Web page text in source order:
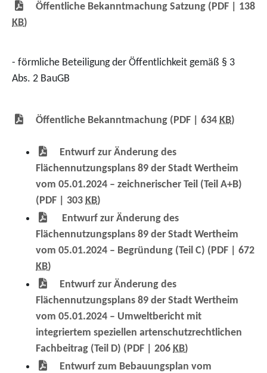
Öffentliche Bekanntmachung Satzung (PDF | 138
KB)
- förmliche Beteiligung der Öffentlichkeit gemäß § 3
Abs. 2 BauGB
Öffentliche Bekanntmachung (PDF | 634 KB)
Entwurf zur Änderung des
Flächennutzungsplans 89 der Stadt Wertheim
vom 05.01.2024 – zeichnerischer Teil (Teil A+B)
(PDF | 303 KB)
Entwurf zur Änderung des
Flächennutzungsplans 89 der Stadt Wertheim
vom 05.01.2024 – Begründung (Teil C) (PDF | 672
KB)
Entwurf zur Änderung des
Flächennutzungsplans 89 der Stadt Wertheim
vom 05.01.2024 – Umweltbericht mit
integriertem speziellen artenschutzrechtlichen
Fachbeitrag (Teil D) (PDF | 206 KB)
Entwurf zum Bebauungsplan vom